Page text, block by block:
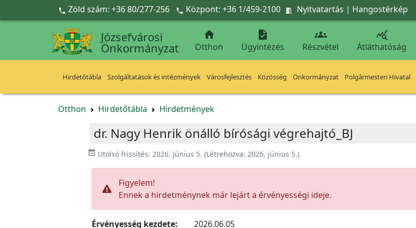
Ugrás a fő tartalomra
 Zöld szám: +36 80/277-256  Központ: +36 1/459-2100  Nyitvatartás | Hangostérkép
Józsefvárosi
Önkormányzat

Otthon

Ügyintézés

Részvétel

Átláthatóság
Hirdetőtábla Szolgáltatások és intézmények Városfejlesztés Közösség Önkormányzat Polgármesteri Hivatal
Otthon Hirdetőtábla Hirdetmények
dr. Nagy Henrik önálló bírósági végrehajtó_BJ
event_available Utolsó frissítés: 2026. június 5. (Létrehozva: 2026. június 5.)
Figyelem!
Ennek a hirdetménynek már lejárt a érvényességi ideje.
Érvényesség kezdete:
2026.06.05